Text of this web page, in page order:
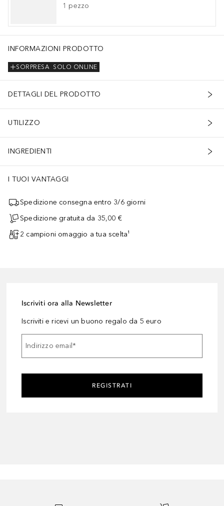
1 pezzo
INFORMAZIONI PRODOTTO
SOLO ONLINE
SORPRESA
DETTAGLI DEL PRODOTTO
UTILIZZO
INGREDIENTI
I TUOI VANTAGGI
Spedizione consegna entro 3/6 giorni
Spedizione gratuita da 35,00 €
2 campioni omaggio a tua scelta¹
Iscriviti ora alla Newsletter
Iscriviti e ricevi un buono regalo da 5 euro
Indirizzo email*
REGISTRATI